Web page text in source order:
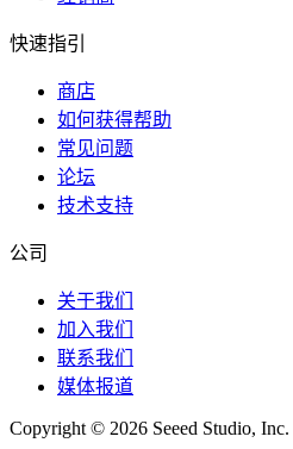
快速指引
商店
如何获得帮助
常见问题
论坛
技术支持
公司
关于我们
加入我们
联系我们
媒体报道
Copyright © 2026 Seeed Studio,